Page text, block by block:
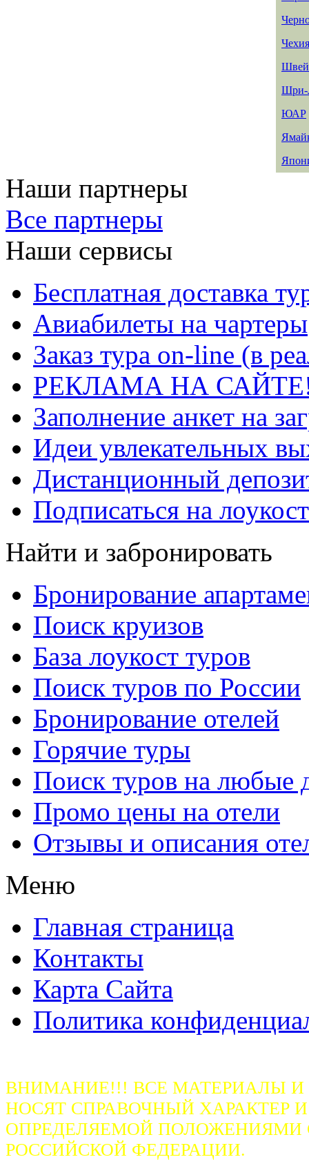
Чехия
Шри-
ЮАР
Наши партнеры
Все партнеры
Наши сервисы
Бесплатная доставка
Авиабилеты на чартеры
Заказ тура on-line (в
РЕКЛАМА НА
Заполнение анкет на
Идеи увлекательных
Дистанционный
Подписаться на
Найти и забронировать
Бронирование
Поиск круизов
База лоукост туров
Поиск туров по России
Бронирование отелей
Горячие туры
Поиск туров на любые
Промо цены на отели
Отзывы и описания
Меню
Главная страница
Контакты
Карта Сайта
Политика
ВНИМАНИЕ!!! ВСЕ МАТЕРИАЛЫ
НОСЯТ СПРАВОЧНЫЙ ХАРАКТЕР
ОПРЕДЕЛЯЕМОЙ ПОЛОЖЕНИЯМИ
РОССИЙСКОЙ ФЕДЕРАЦИИ.